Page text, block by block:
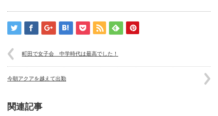
町田で女子会 中学時代は最高でした！
今朝アクアを越えて出勤
関連記事